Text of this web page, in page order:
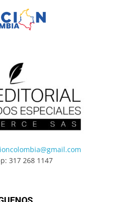
317 268 1147